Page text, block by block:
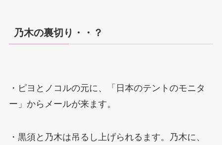
乃木の裏切り・・？
・ピヨとノコルの元に、「日本のテントのモニタ
ー」からメールが来ます。
・黒須と乃木は吊るし上げられるます。乃木に、